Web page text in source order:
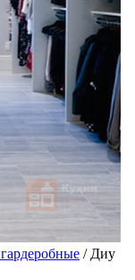
/ Диу